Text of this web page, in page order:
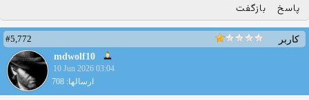
پاسخ بازگفت
کاربر
#5,772
mdwolf10
10 Jun 2026 03:04
ارسالها: 708